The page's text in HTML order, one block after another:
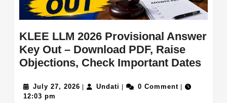
KLEE LLM 2026 Provisional Answer
Key Out – Download PDF, Raise
Objections, Check Important Dates
July 27, 2026 July
| Undati Undati
| 0 Comment |
12:03 pm